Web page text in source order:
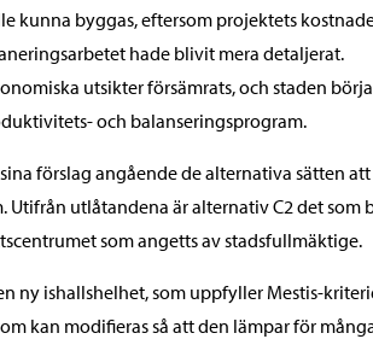
kunna byggas, eftersom projektets
hade blivit mera detaljerat.
utsikter försämrats, och staden
och balanseringsprogram.
förslag angående de alternativa sätten att
utlåtandena är alternativ C2 det som
som angetts av stadsfullmäktige.
ny ishallshelhet, som uppfyller Mestis-
kan modifieras så att den lämpar för